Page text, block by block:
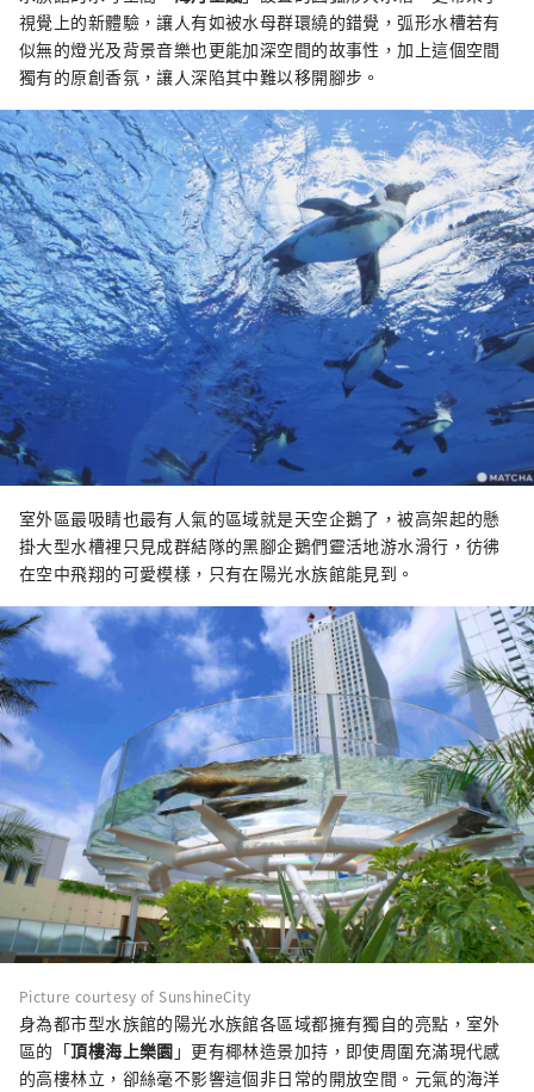
視覺上的新體驗，讓人有如被水母群環繞的錯覺，弧形水槽若有
似無的燈光及背景音樂也更能加深空間的故事性，加上這個空間
獨有的原創香氛，讓人深陷其中難以移開腳步。
室外區最吸睛也最有人氣的區域就是天空企鵝了，被高架起的懸
掛大型水槽裡只見成群結隊的黑腳企鵝們靈活地游水滑行，彷彿
在空中飛翔的可愛模樣，只有在陽光水族館能見到。
Picture courtesy of SunshineCity
身為都市型水族館的陽光水族館各區域都擁有獨自的亮點，室外
區的「頂樓海上樂園 」更有椰林造景加持，即使周圍充滿現代感
的高樓林立，卻絲毫不影響這個非日常的開放空間。元氣的海洋